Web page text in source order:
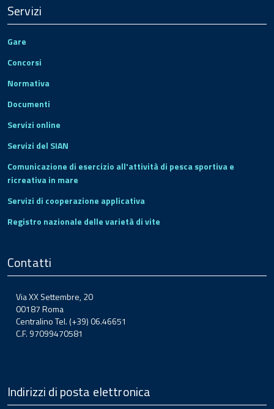
Servizi
Gare
Concorsi
Normativa
Documenti
Servizi online
Servizi del SIAN
Comunicazione di esercizio all'attività di pesca sportiva e
ricreativa in mare
Servizi di cooperazione applicativa
Registro nazionale delle varietà di vite
Contatti
Via XX Settembre, 20
00187 Roma
Centralino Tel. (+39) 06.46651
C.F. 97099470581
Indirizzi di posta elettronica